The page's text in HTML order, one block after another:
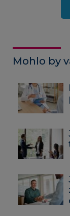
Mohlo by